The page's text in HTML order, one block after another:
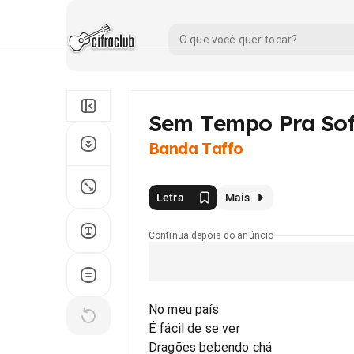
Sem Tempo Pra
Banda Taffo
Letra Mais
Continua depois do anúncio
No meu país
É fácil de se ver
Dragões bebendo chá